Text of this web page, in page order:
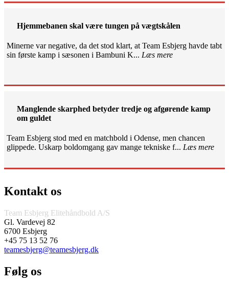
Hjemmebanen skal være tungen på vægtskålen
Minerne var negative, da det stod klart, at Team Esbjerg havde tabt
sin første kamp i sæsonen i Bambuni K... Læs mere
Manglende skarphed betyder tredje og afgørende kamp
om guldet
Team Esbjerg stod med en matchbold i Odense, men chancen
glippede. Uskarp boldomgang gav mange tekniske f... Læs mere
Kontakt os
Team Esbjerg Elitehåndbold A/S
Gl. Vardevej 82
6700 Esbjerg
+45 75 13 52 76
teamesbjerg@teamesbjerg.dk
Følg os